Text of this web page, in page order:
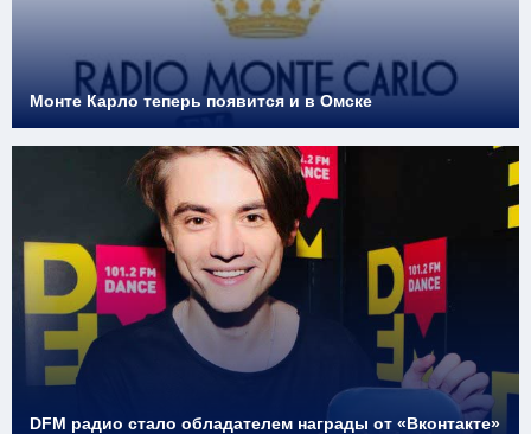
Монте Карло теперь появится и в Омске
DFM радио стало обладателем награды от «Вконтакте»